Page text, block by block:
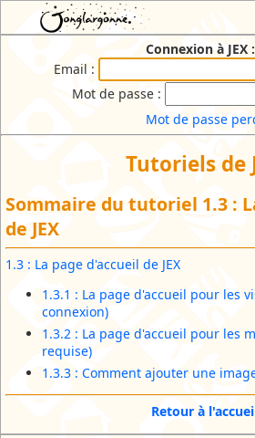
JEX :
Connexion à JEX :
Email :
Mot de passe :
Mot de passe
Tutoriels de
Sommaire du tutoriel 1.3 :
de JEX
1.3 : La page d'accueil de JEX
1.3.1 : La page d'accueil pour les
connexion)
1.3.2 : La page d'accueil pour les
requise)
1.3.3 : Comment ajouter une
Retour à